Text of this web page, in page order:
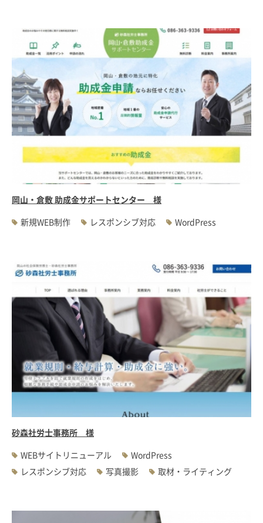
岡山・倉敷 助成金サポートセンター 様
新規WEB制作
レスポンシブ対応 WordPress
砂森社労士事務所 様
WEBサイトリニューアル
WordPress
レスポンシブ対応
写真撮影 取材・ライティング